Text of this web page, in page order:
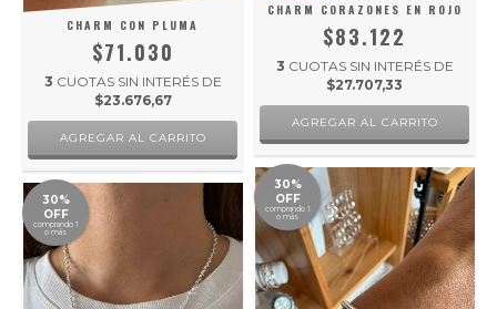
CHARM CON PLUMA
$71.030
3 CUOTAS SIN INTERÉS DE
$23.676,67
CHARM CORAZONES EN ROJO
$83.122
3 CUOTAS SIN INTERÉS DE
$27.707,33
30%
OFF
comprando 1
o más
30%
OFF
comprando 1
o más